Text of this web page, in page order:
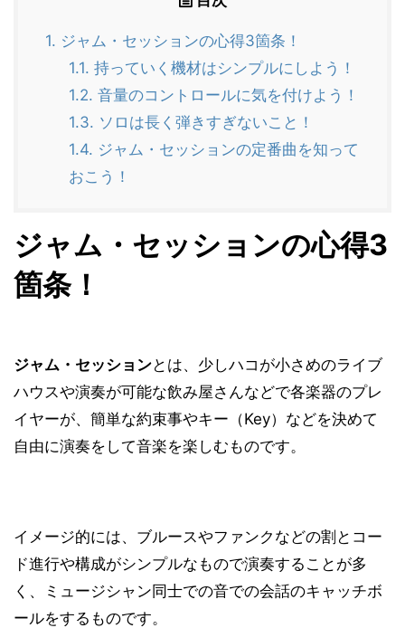
1. ジャム・セッションの心得3箇条！
1.1. 持っていく機材はシンプルにしよう！
1.2. 音量のコントロールに気を付けよう！
1.3. ソロは長く弾きすぎないこと！
1.4. ジャム・セッションの定番曲を知って
おこう！
ジャム・セッションの心得3
箇条！
ジャム・セッションとは、少しハコが小さめのライブ
ハウスや演奏が可能な飲み屋さんなどで各楽器のプレ
イヤーが、簡単な約束事やキー（Key）などを決めて
自由に演奏をして音楽を楽しむものです。
イメージ的には、ブルースやファンクなどの割とコー
ド進行や構成がシンプルなもので演奏することが多
く、ミュージシャン同士での音での会話のキャッチボ
ールをするものです。